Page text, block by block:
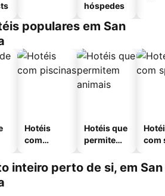
hóspedes
populares em San
Hotéis
com
Hotéis que
permitem
com
inteiro perto de si, em San